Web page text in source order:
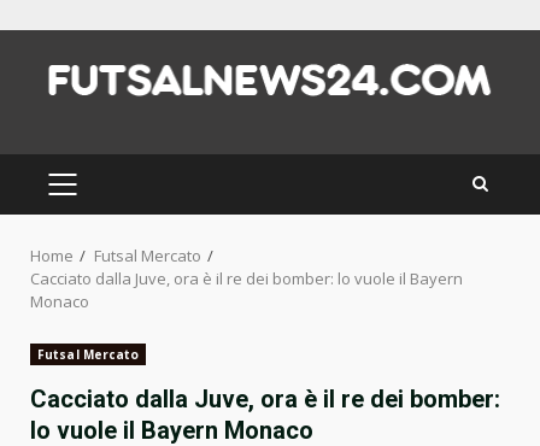
content
PRIMARY
MENU
Home
Futsal Mercato
Cacciato dalla Juve, ora è il re dei bomber: lo vuole il Bayern
Monaco
Futsal Mercato
Cacciato dalla Juve, ora è il re dei bomber:
lo vuole il Bayern Monaco